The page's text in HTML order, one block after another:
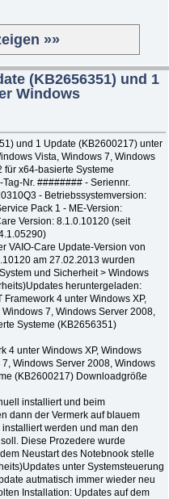
»»
(KB2656351) und 1
Windows
und 1 Update (KB2600217) unter
Vista, Windows 7, Windows
x64-basierte Systeme
Nr. ######## - Seriennr.
- Betriebssystemversion:
Pack 1 - ME-Version:
Version: 8.1.0.10120 (seit
VAIO-Care Update-Version von
am 27.02.2013 wurden
und Sicherheit > Windows
heruntergeladen:
4 unter Windows XP,
7, Windows Server 2008,
Systeme (KB2656351)
4 unter Windows XP, Windows
Windows Server 2008, Windows
(KB2600217) Downloadgröße
installiert und beim
dann der Vermerk auf blauem
werden und man den
Diese Prozedere wurde
Neustart des Notebnook stelle
unter Systemsteuerung
autmatisch immer wieder neu
Installation: Updates auf dem